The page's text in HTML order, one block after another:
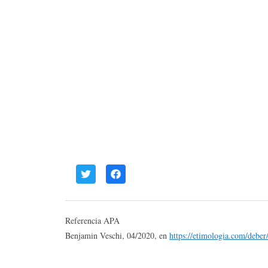
Referencia APA
Benjamin Veschi, 04/2020, enhttps://etimologia.com/